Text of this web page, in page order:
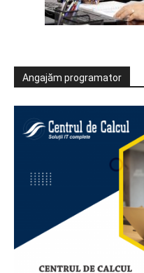
Angajăm programator